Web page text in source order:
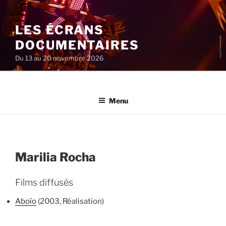
au
contenu
principal
LES ÉCRANS
DOCUMENTAIRES
Du 13 au 20 novembre 2026
Menu
Marilia Rocha
Films diffusés
Aboïo (2003, Réalisation)